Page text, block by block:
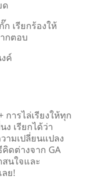
ด
เรียกร้องให้
กตอบ
ค์
การไล่เรียงให้ทุก
เรียกได้ว่า
ามเปลี่ยนแปลง
ดต่างจาก GA
นใจและ
ลย!